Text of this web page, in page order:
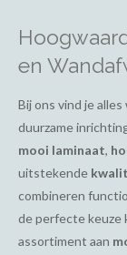
en
Bij ons vind je
duurzame
mooi laminaat,
uitstekende
combineren
de perfecte keuze
assortiment aan